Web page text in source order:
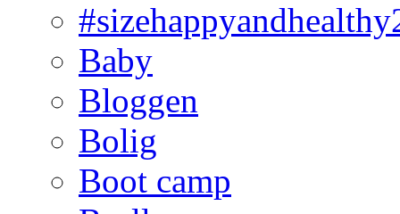
Baby
Bloggen
Bolig
Boot camp